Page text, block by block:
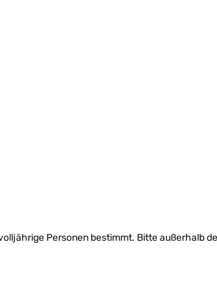
Personen bestimmt. Bitte außerhalb